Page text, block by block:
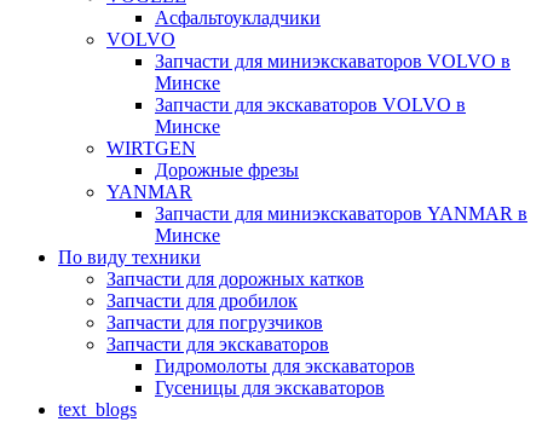
Асфальтоукладчики
VOLVO
Запчасти для миниэкскаваторов VOLVO в
Минске
Запчасти для экскаваторов VOLVO в
Минске
WIRTGEN
Дорожные фрезы
YANMAR
Запчасти для миниэкскаваторов YANMAR в
Минске
По виду техники
Запчасти для дорожных катков
Запчасти для дробилок
Запчасти для погрузчиков
Запчасти для экскаваторов
Гидромолоты для экскаваторов
Гусеницы для экскаваторов
text_blogs